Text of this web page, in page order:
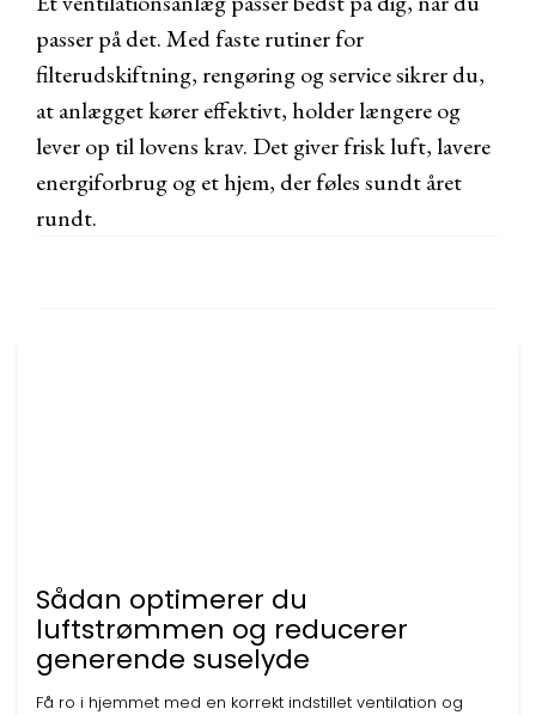
passer på det. Med faste rutiner for
filterudskiftning, rengøring og service sikrer du,
at anlægget kører effektivt, holder længere og
lever op til lovens krav. Det giver frisk luft, lavere
energiforbrug og et hjem, der føles sundt året
rundt.
Sådan optimerer du
luftstrømmen og reducerer
generende suselyde
Få ro i hjemmet med en korrekt indstillet ventilation og